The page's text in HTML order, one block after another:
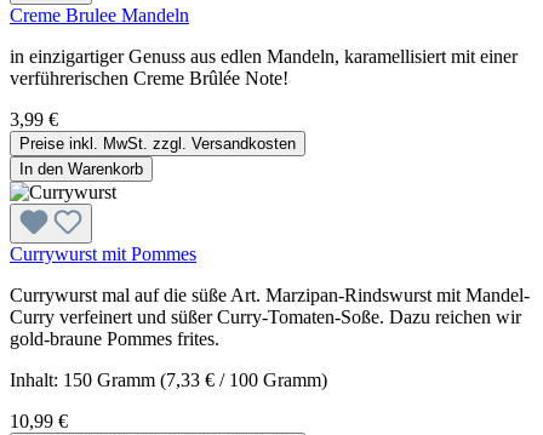
Creme Brulee Mandeln
in einzigartiger Genuss aus edlen Mandeln, karamellisiert mit einer
verführerischen Creme Brûlée Note!
3,99 €
Preise inkl. MwSt. zzgl. Versandkosten
In den Warenkorb
Currywurst mit Pommes
Currywurst mal auf die süße Art. Marzipan-Rindswurst mit Mandel-
Curry verfeinert und süßer Curry-Tomaten-Soße. Dazu reichen wir
gold-braune Pommes frites.
Inhalt: 150 Gramm (7,33 € / 100 Gramm)
10,99 €